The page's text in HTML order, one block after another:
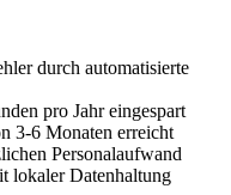
durch automatisierte
pro Jahr eingespart
3-6 Monaten erreicht
Personalaufwand
lokaler Datenhaltung